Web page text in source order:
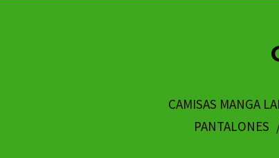
CAMISAS MANGA
PANTALONES